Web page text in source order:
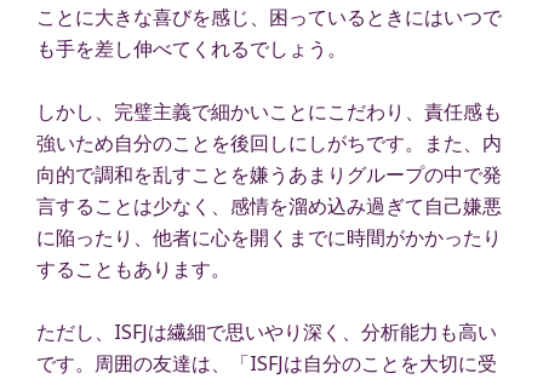
ことに大きな喜びを感じ、困っているときにはいつで
も手を差し伸べてくれるでしょう。
しかし、完璧主義で細かいことにこだわり、責任感も
強いため自分のことを後回しにしがちです。また、内
向的で調和を乱すことを嫌うあまりグループの中で発
言することは少なく、感情を溜め込み過ぎて自己嫌悪
に陥ったり、他者に心を開くまでに時間がかかったり
することもあります。
ただし、ISFJは繊細で思いやり深く、分析能力も高い
です。周囲の友達は、「ISFJは自分のことを大切に受